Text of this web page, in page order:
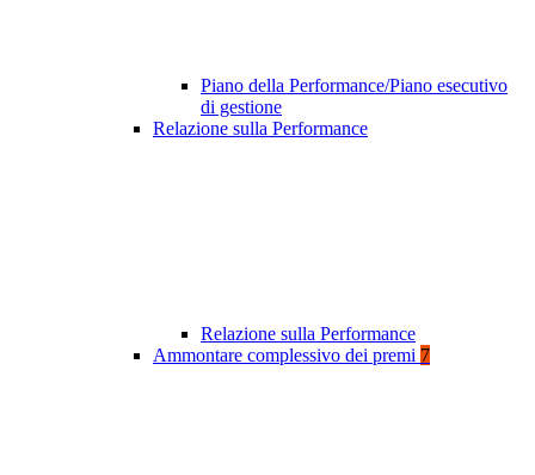
Piano della Performance/Piano esecutivo
di gestione
Relazione sulla Performance
Relazione sulla Performance
Ammontare complessivo dei premi 7